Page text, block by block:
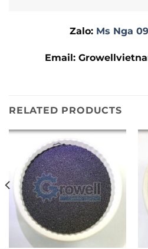
Zalo: Ms Nga
Email:
RELATED PRODUCTS